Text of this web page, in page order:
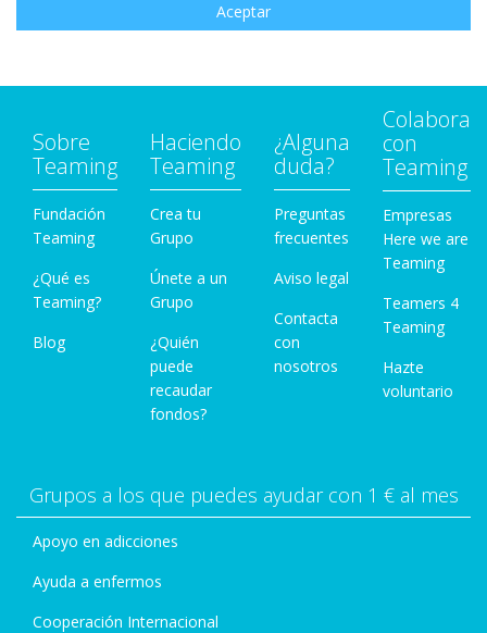
Aceptar
Sobre
Teaming
Fundación
Teaming
¿Qué es
Teaming?
Blog
Haciendo
Teaming
Crea tu
Grupo
Únete a un
Grupo
¿Quién
puede
recaudar
fondos?
¿Alguna
duda?
Preguntas
frecuentes
Aviso legal
Contacta
con
nosotros
Colabora
con
Teaming
Empresas
Here we are
Teaming
Teamers 4
Teaming
Hazte
voluntario
Grupos a los que puedes ayudar con 1 € al mes
Apoyo en adicciones
Ayuda a enfermos
Cooperación Internacional